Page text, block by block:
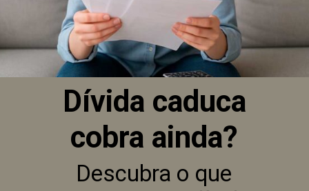
Dívida caduca
cobra ainda?
Descubra o que